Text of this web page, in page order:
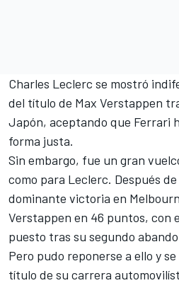
Charles Leclerc se mostró
del título de Max Verstappen
Japón, aceptando que Ferrari
forma justa.
Sin embargo, fue un gran
como para Leclerc. Después
dominante victoria en
Verstappen en 46 puntos, con
puesto tras su segundo
Pero pudo reponerse a ello y
título de su carrera